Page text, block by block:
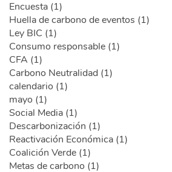
Encuesta (1)
Huella de carbono de eventos (1)
Ley BIC (1)
Consumo responsable (1)
CFA (1)
Carbono Neutralidad (1)
calendario (1)
mayo (1)
Social Media (1)
Descarbonización (1)
Reactivación Económica (1)
Coalición Verde (1)
Metas de carbono (1)